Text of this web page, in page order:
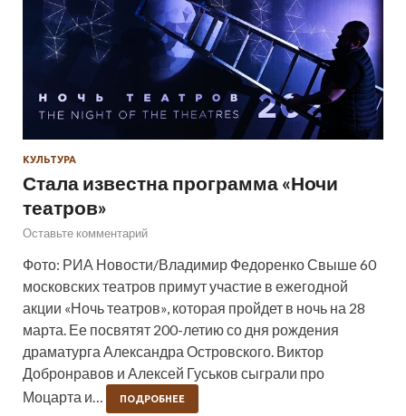
КУЛЬТУРА
Стала известна программа «Ночи
театров»
Оставьте комментарий
Фото: РИА Новости/Владимир Федоренко Свыше 60
московских театров примут участие в ежегодной
акции «Ночь театров», которая пройдет в ночь на 28
марта. Ее посвятят 200-летию со дня рождения
драматурга Александра Островского. Виктор
Добронравов и Алексей Гуськов сыграли про
Моцарта и…
ПОДРОБНЕЕ